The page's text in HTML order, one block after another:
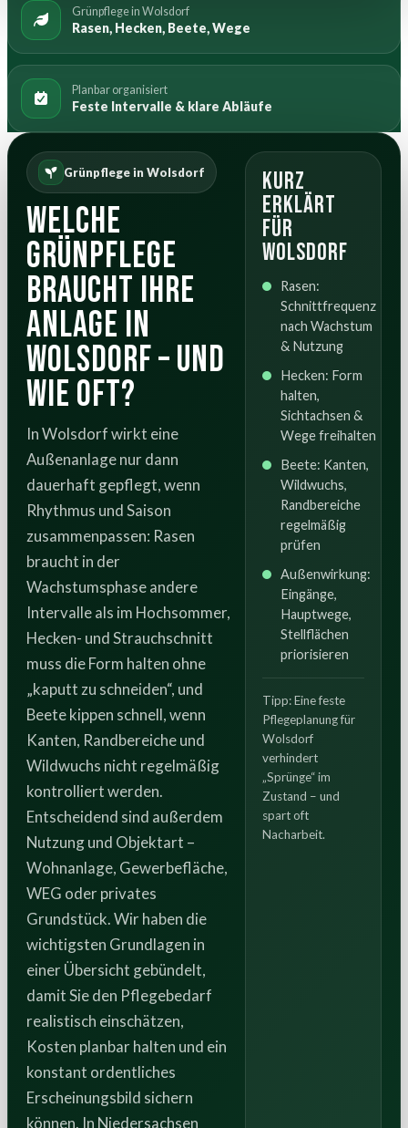
Grünpflege in Wolsdorf
Rasen, Hecken, Beete, Wege
Planbar organisiert
Feste Intervalle & klare Abläufe
Grünpflege in Wolsdorf
Welche
Grünpflege
braucht Ihre
Anlage in
Wolsdorf – und
wie oft?
In Wolsdorf wirkt eine
Außenanlage nur dann
dauerhaft gepflegt, wenn
Rhythmus und Saison
zusammenpassen: Rasen
braucht in der
Wachstumsphase andere
Intervalle als im Hochsommer,
Hecken- und Strauchschnitt
muss die Form halten ohne
„kaputt zu schneiden“, und
Beete kippen schnell, wenn
Kanten, Randbereiche und
Wildwuchs nicht regelmäßig
kontrolliert werden.
Entscheidend sind außerdem
Nutzung und Objektart –
Wohnanlage, Gewerbefläche,
WEG oder privates
Grundstück. Wir haben die
wichtigsten Grundlagen in
einer Übersicht gebündelt,
damit Sie den Pflegebedarf
realistisch einschätzen,
Kosten planbar halten und ein
konstant ordentliches
Erscheinungsbild sichern
können. In Niedersachsen
Kurz
erklärt
für
Wolsdorf
Rasen:
Schnittfrequenz
nach Wachstum
& Nutzung
Hecken: Form
halten,
Sichtachsen &
Wege freihalten
Beete: Kanten,
Wildwuchs,
Randbereiche
regelmäßig
prüfen
Außenwirkung:
Eingänge,
Hauptwege,
Stellflächen
priorisieren
Tipp: Eine feste
Pflegeplanung für
Wolsdorf
verhindert
„Sprünge“ im
Zustand – und
spart oft
Nacharbeit.